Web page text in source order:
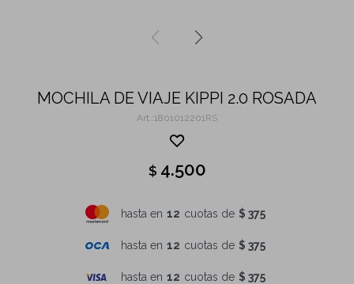
MOCHILA DE VIAJE KIPPI 2.0 ROSADA
1801012201RS
$ 4.500
hasta en 12 cuotas de $ 375
hasta en 12 cuotas de $ 375
hasta en 12 cuotas de $ 375